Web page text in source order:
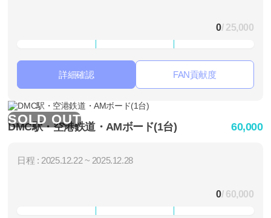
0/ 25,000
詳細確認 FAN貢献度
SOLD OUT
DMC駅・空港鉄道・AMボード(1台) 60,000
日程 : 2025.12.22 ~ 2025.12.28
0/ 60,000